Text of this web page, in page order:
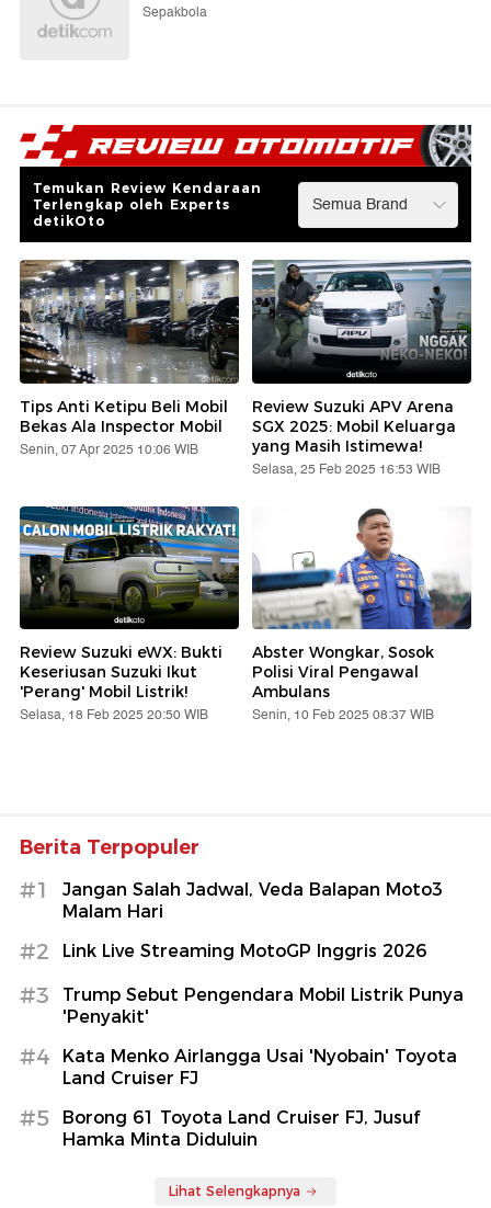
Sepakbola
Temukan Review Kendaraan
Terlengkap oleh Experts
detikOto
Tips Anti Ketipu Beli Mobil
Bekas Ala Inspector Mobil
Senin, 07 Apr 2025 10:06 WIB
Review Suzuki APV Arena
SGX 2025: Mobil Keluarga
yang Masih Istimewa!
Selasa, 25 Feb 2025 16:53 WIB
Review Suzuki eWX: Bukti
Keseriusan Suzuki Ikut
'Perang' Mobil Listrik!
Selasa, 18 Feb 2025 20:50 WIB
Abster Wongkar, Sosok
Polisi Viral Pengawal
Ambulans
Senin, 10 Feb 2025 08:37 WIB
Berita Terpopuler
#1
Jangan Salah Jadwal, Veda Balapan Moto3
Malam Hari
#2 Link Live Streaming MotoGP Inggris 2026
#3
Trump Sebut Pengendara Mobil Listrik Punya
'Penyakit'
#4
Kata Menko Airlangga Usai 'Nyobain' Toyota
Land Cruiser FJ
#5
Borong 61 Toyota Land Cruiser FJ, Jusuf
Hamka Minta Diduluin
Lihat Selengkapnya